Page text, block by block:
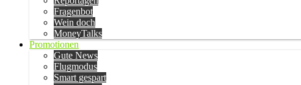
Fragenbot
Wein doch
MoneyTalks
Promotionen
Gute News
Flugmodus
Smart gespart